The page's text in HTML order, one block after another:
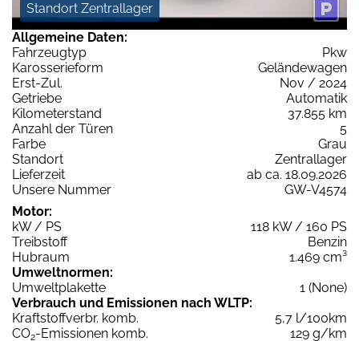
Standort Zentrallager
Allgemeine Daten:
Fahrzeugtyp
Pkw
Karosserieform
Geländewagen
Erst-Zul.
Nov / 2024
Getriebe
Automatik
Kilometerstand
37.855 km
Anzahl der Türen
5
Farbe
Grau
Standort
Zentrallager
Lieferzeit
ab ca. 18.09.2026
Unsere Nummer
GW-V4574
Motor:
kW / PS
118 kW / 160 PS
Treibstoff
Benzin
Hubraum
1.469 cm³
Umweltnormen:
Umweltplakette
1 (None)
Verbrauch und Emissionen nach WLTP:
Kraftstoffverbr. komb.
5,7 l/100km
CO2-Emissionen komb.
129 g/km